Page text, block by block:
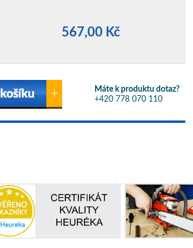
567,00 Kč
Máte k produktu dotaz?
+420 778 070 110